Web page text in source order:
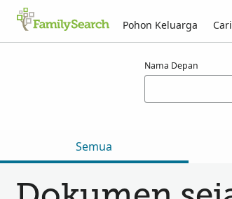
Pohon Keluarga Cari
Nama Depan
Semua